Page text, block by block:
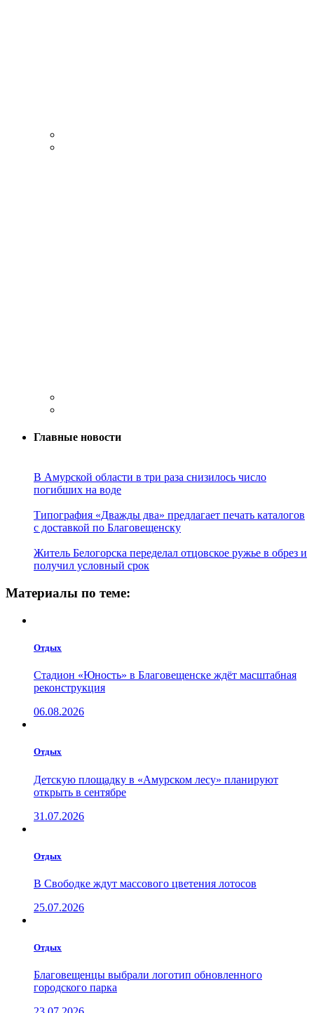
Главные новости
В Амурской области в три раза снизилось число
погибших на воде
Типография «Дважды два» предлагает печать каталогов
с доставкой по Благовещенску
Житель Белогорска переделал отцовское ружье в обрез и
получил условный срок
Материалы по теме:
Отдых
Стадион «Юность» в Благовещенске ждёт масштабная
реконструкция
06.08.2026
Отдых
Детскую площадку в «Амурском лесу» планируют
открыть в сентябре
31.07.2026
Отдых
В Свободке ждут массового цветения лотосов
25.07.2026
Отдых
Благовещенцы выбрали логотип обновленного
городского парка